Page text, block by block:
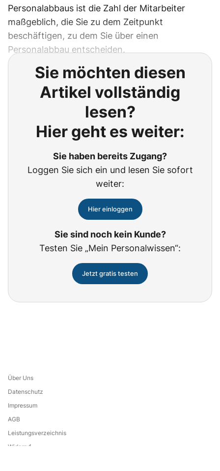
Personalabbaus ist die Zahl der Mitarbeiter
maßgeblich, die Sie zu dem Zeitpunkt
beschäftigen, zu dem Sie über einen
Personalabbau entscheiden.
Sie möchten diesen
Artikel vollständig
lesen?
Hier geht es weiter:
Sie haben bereits Zugang?
Loggen Sie sich ein und lesen Sie sofort
weiter:
Hier einloggen
Sie sind noch kein Kunde?
Testen Sie „Mein Personalwissen“:
Jetzt gratis testen
Über Uns
Datenschutz
Impressum
AGB
Leistungsverzeichnis
Widerruf